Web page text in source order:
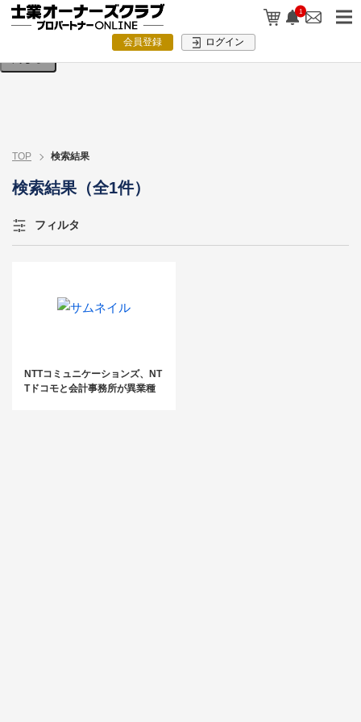
1
会員登録 ログイン
検索条件を入力してください。
TOP 検索結果
検索結果（全1件）
フィルタ
NTTコミュニケーションズ、NT
Tドコモと会計事務所が異業種